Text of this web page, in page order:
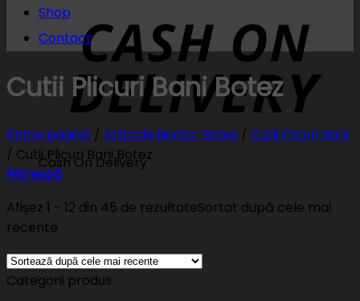
Cash On Delivery
Shop
Contact
Cutii Plicuri Bani Botez
Prima pagină / Articole Nunta-Botez / Cutii Plicuri Bani
/ Cutii Plicuri Bani Botez
Filtrează
Afișez 1 - 12 din 45 de rezultateSortat după cele mai
recente
Categorii produs